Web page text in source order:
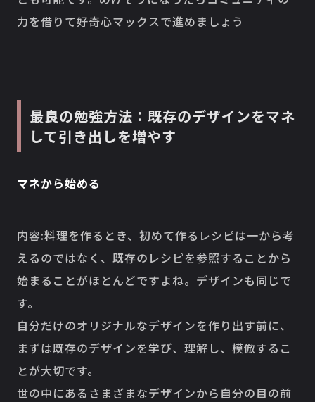
力を借りて好奇心マックスで進めましょう
最良の勉強方法：既存のデザインをマネ
して引き出しを増やす
マネから始める
内容:料理を作るとき、初めて作るレシピは一から考
えるのではなく、既存のレシピを参照することから
始まることがほとんどですよね。デザインも同じで
す。
自分だけのオリジナルなデザインを作り出す前に、
まずは既存のデザインを学び、理解し、模倣するこ
とが大切です。
世の中にあるさまざまなデザインから自分の目の前